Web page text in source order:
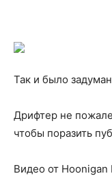
Так и было
Дрифтер не
чтобы поразить
Видео от